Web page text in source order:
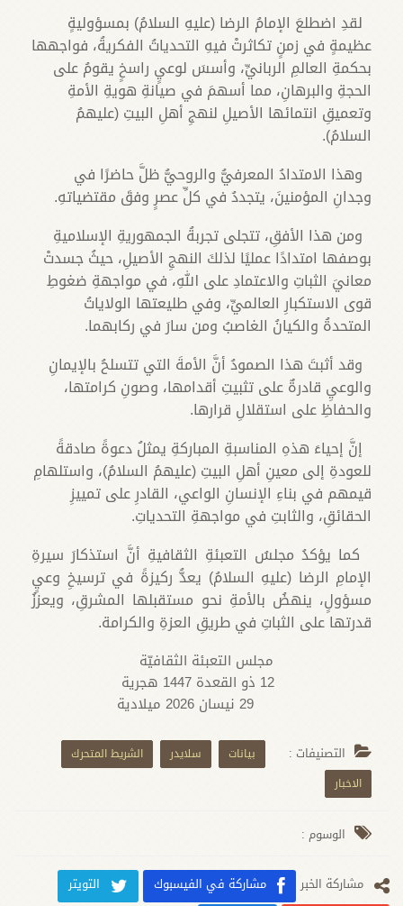
لقدِ اضطلعَ الإمامُ الرضا (عليهِ السلامُ) بمسؤوليةٍ
عظيمةٍ في زمنٍ تكاثرتْ فيهِ التحدياتُ الفكريةُ، فواجهها
بحكمةِ العالمِ الربانيِّ، وأسسَ لوعيٍ راسخٍ يقومُ على
الحجةِ والبرهانِ، مما أسهمَ في صيانةِ هويةِ الأمةِ
وتعميقِ انتمائها الأصيلِ لنهجِ أهلِ البيتِ (عليهمُ
السلامُ).
وهذا الامتدادُ المعرفيُّ والروحيُّ ظلَّ حاضرًا في
وجدانِ المؤمنينَ، يتجددُ في كلِّ عصرٍ وفقَ مقتضياتهِ.
ومن هذا الأفقِ، تتجلى تجربةُ الجمهوريةِ الإسلاميةِ
بوصفها امتدادًا عمليًا لذلكَ النهجِ الأصيلِ، حيثُ جسدتْ
معانيَ الثباتِ والاعتمادِ على اللهِ، في مواجهةِ ضغوطِ
قوى الاستكبارِ العالميِّ، وفي طليعتها الولاياتُ
المتحدةُ والكيانُ الغاصبُ ومن سارَ في ركابهما.
وقد أثبتَ هذا الصمودُ أنَّ الأمةَ التي تتسلحُ بالإيمانِ
والوعيِ قادرةٌ على تثبيتِ أقدامها، وصونِ كرامتها،
والحفاظِ على استقلالِ قرارها.
إنَّ إحياءَ هذهِ المناسبةِ المباركةِ يمثلُ دعوةً صادقةً
للعودةِ إلى معينِ أهلِ البيتِ (عليهمُ السلامُ)، واستلهامِ
قيمهم في بناءِ الإنسانِ الواعي، القادرِ على تمييزِ
الحقائقِ، والثابتِ في مواجهةِ التحدياتِ.
كما يؤكدُ مجلسُ التعبئةِ الثقافيةِ أنَّ استذكارَ سيرةِ
الإمامِ الرضا (عليهِ السلامُ) يعدُّ ركيزةً في ترسيخِ وعيٍ
مسؤولٍ، ينهضُ بالأمةِ نحو مستقبلها المشرقِ، ويعززُ
قدرتها على الثباتِ في طريقِ العزةِ والكرامة.
مجلس التعبئة الثقافيّة
29 نيسان 2026 ميلادية
التصنيفات : بيانات سلايدر
الشريط المتحرك
الاخبار
الوسوم :
مشارکة الخبر مشاركة في الفيسبوك
التويتر